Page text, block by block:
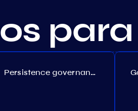
para
Persistence governance. Proposal №150